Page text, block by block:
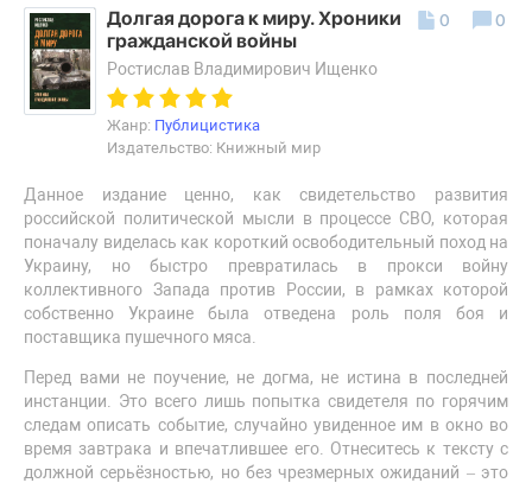
Долгая дорога к миру. Хроники
гражданской войны
Ростислав Владимирович Ищенко
Жанр: Публицистика
Издательство: Книжный мир
Данное издание ценно, как свидетельство развития
российской политической мысли в процессе СВО, которая
поначалу виделась как короткий освободительный поход на
Украину, но быстро превратилась в прокси войну
коллективного Запада против России, в рамках которой
собственно Украине была отведена роль поля боя и
поставщика пушечного мяса.
Перед вами не поучение, не догма, не истина в последней
инстанции. Это всего лишь попытка свидетеля по горячим
следам описать событие, случайно увиденное им в окно во
время завтрака и впечатлившее его. Отнеситесь к тексту с
должной серьёзностью, но без чрезмерных ожиданий – это
0 0